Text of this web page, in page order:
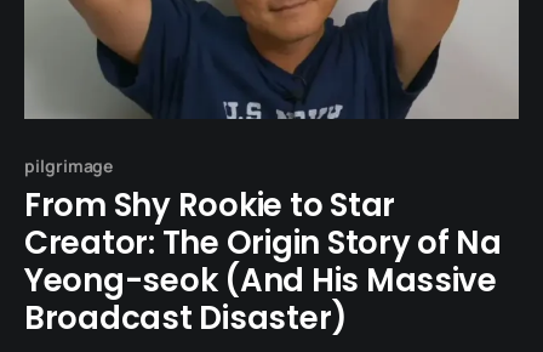
pilgrimage
From Shy Rookie to Star
Creator: The Origin Story of Na
Yeong-seok (And His Massive
Broadcast Disaster)